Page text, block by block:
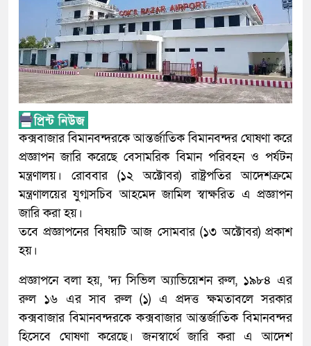
কক্সবাজার বিমানবন্দরকে আন্তর্জাতিক বিমানবন্দর ঘোষণা করে
প্রজ্ঞাপন জারি করেছে বেসামরিক বিমান পরিবহন ও পর্যটন
মন্ত্রণালয়। রোববার (১২ অক্টোবর) রাষ্ট্রপতির আদেশক্রমে
মন্ত্রণালয়ের যুগ্মসচিব আহমেদ জামিল স্বাক্ষরিত এ প্রজ্ঞাপন
জারি করা হয়।
তবে প্রজ্ঞাপনের বিষয়টি আজ সোমবার (১৩ অক্টোবর) প্রকাশ
হয়।
প্রজ্ঞাপনে বলা হয়, ‘দ্য সিভিল অ্যাভিয়েশন রুল, ১৯৮৪ এর
রুল ১৬ এর সাব রুল (১) এ প্রদত্ত ক্ষমতাবলে সরকার
কক্সবাজার বিমানবন্দরকে কক্সবাজার আন্তর্জাতিক বিমানবন্দর
হিসেবে ঘোষণা করেছে। জনস্বার্থে জারি করা এ আদেশ